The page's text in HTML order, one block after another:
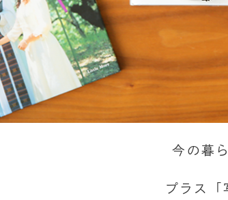
今の暮
プラス「